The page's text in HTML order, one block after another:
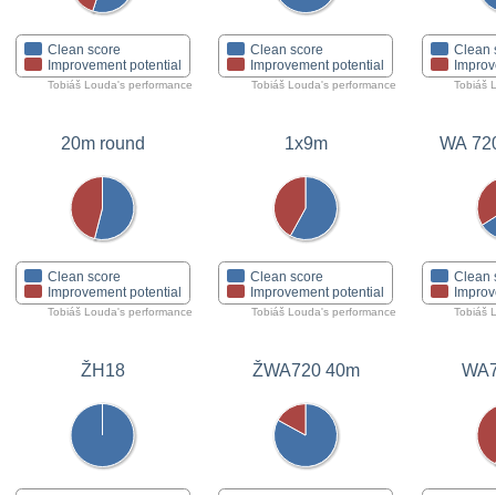
Clean score
Improvement potential
Tobiáš Louda's performance
Clean score
Improvement potential
Tobiáš Louda's performance
Clean
Tobiáš
20m round
Clean score
Improvement potential
Tobiáš Louda's performance
1x9m
Clean score
Improvement potential
Tobiáš Louda's performance
WA
Clean
Tobiáš
ŽH18 ŽWA720 40m